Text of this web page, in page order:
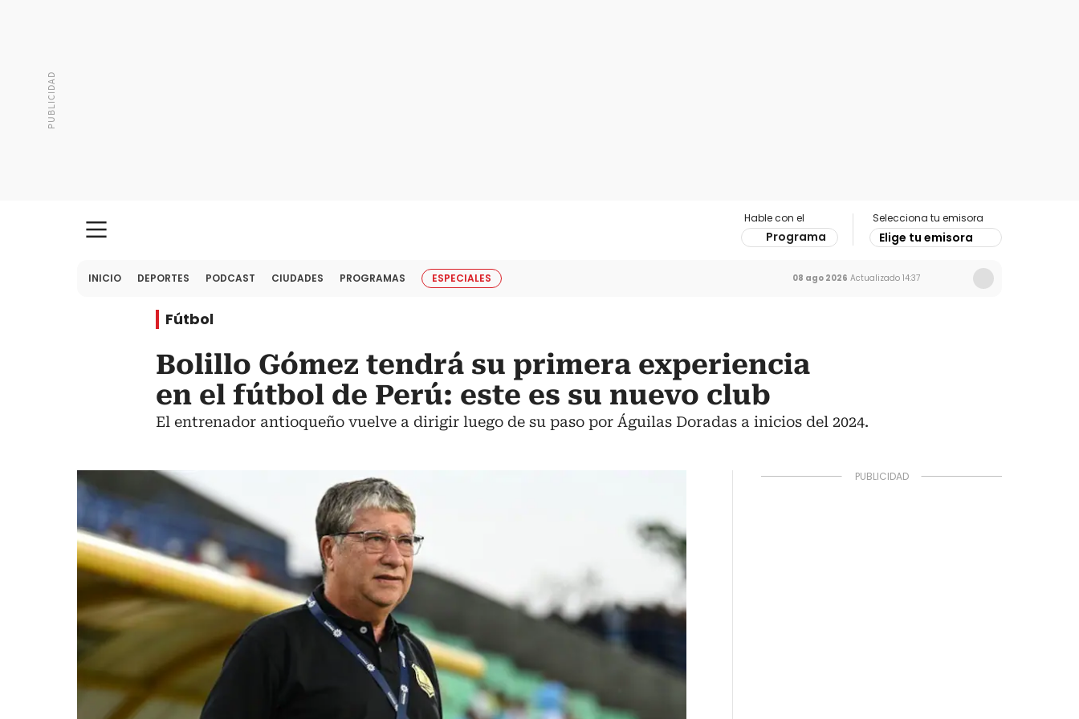
Hable con el
Programa
Selecciona tu emisora
Elige tu emisora
INICIO DEPORTES PODCAST CIUDADES PROGRAMAS ESPECIALES 08 ago 2026 Actualizado 14:37
Fútbol
Bolillo Gómez tendrá su primera experiencia
en el fútbol de Perú: este es su nuevo club
El entrenador antioqueño vuelve a dirigir luego de su paso por Águilas Doradas a inicios del 2024.